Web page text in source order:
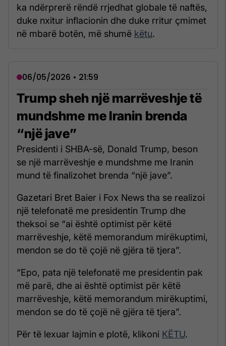
ka ndërprerë rëndë rrjedhat globale të naftës,
duke nxitur inflacionin dhe duke rritur çmimet
në mbarë botën, më shumë këtu.
06/05/2026 • 21:59
Trump sheh një marrëveshje të
mundshme me Iranin brenda
“një jave”
Presidenti i SHBA-së, Donald Trump, beson
se një marrëveshje e mundshme me Iranin
mund të finalizohet brenda “një jave”.
Gazetari Bret Baier i Fox News tha se realizoi
një telefonatë me presidentin Trump dhe
theksoi se “ai është optimist për këtë
marrëveshje, këtë memorandum mirëkuptimi,
mendon se do të çojë në gjëra të tjera”.
“Epo, pata një telefonatë me presidentin pak
më parë, dhe ai është optimist për këtë
marrëveshje, këtë memorandum mirëkuptimi,
mendon se do të çojë në gjëra të tjera”.
Për të lexuar lajmin e plotë, klikoni KËTU.